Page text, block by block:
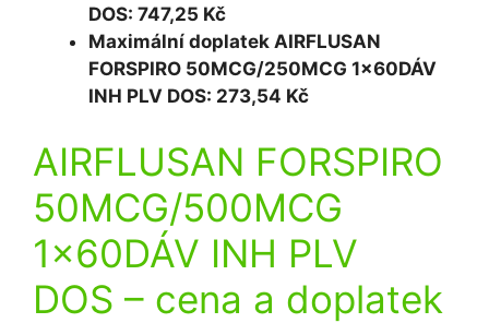
DOS: 747,25 Kč
Maximální doplatek AIRFLUSAN
FORSPIRO 50MCG/250MCG 1x60DÁV
INH PLV DOS: 273,54 Kč
AIRFLUSAN FORSPIRO
50MCG/500MCG
1x60DÁV INH PLV
DOS – cena a doplatek